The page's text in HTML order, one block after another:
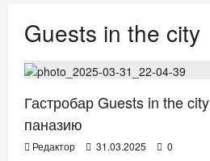
Guests in the city
Гастробар Guests in the
паназию
Редактор 31.03.2025 0